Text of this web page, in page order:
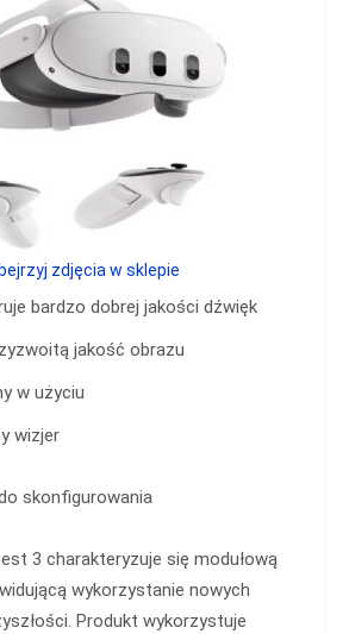
bardzo dobrej jakości dźwięk
jakość obrazu
w użyciu
wizjer
skonfigurowania
3 charakteryzuje się modułową
wykorzystanie nowych
Produkt wykorzystuje
zdjęcia w sklepie